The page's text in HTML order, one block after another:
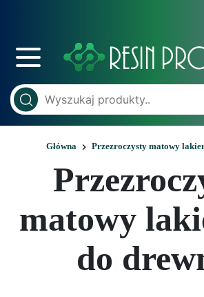
Główna Przezroczysty matowy
matowy
do